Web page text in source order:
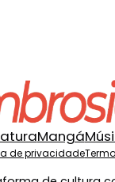
Mangá
de privacidade